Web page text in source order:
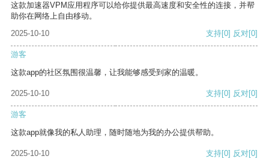
这款加速器VPM应用程序可以给你提供最高速度和安全性的连接，并帮
助你在网络上自由移动。
2025-10-10
支持[0] 反对[0]
游客
这款app的社区氛围很温馨，让我能够感受到家的温暖。
2025-10-10 支持[0] 反对[0]
游客
这款app就像我的私人助理，随时随地为我的办公提供帮助。
2025-10-10 支持[0] 反对[0]